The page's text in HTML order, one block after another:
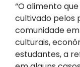
“O alimento
cultivado pelos
comunidade
culturais,
estudantes, a